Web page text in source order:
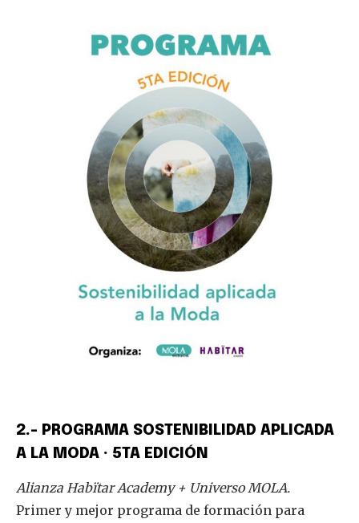
2.- PROGRAMA SOSTENIBILIDAD APLICADA
A LA MODA · 5TA EDICIÓN
Alianza Habïtar Academy + Universo MOLA.
Primer y mejor programa de formación para